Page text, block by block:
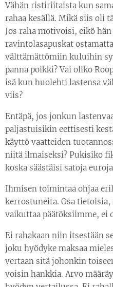
Vähän ristiriitaista kun
rahaa kesällä. Mikä siis oli
Jos raha motivoisi, eikö
ravintolasapuskat
välttämättömiin kuluihin
panna poikki? Vai oliko
isä kun huolehti lastensa
viis?
Entäpä, jos jonkun
paljastuisikin eettisesti
käyttö vaatteiden
niitä ilmaiseksi? Pukisiko
koska säästäisi satoja
Ihmisen toimintaa ohjaa
kerrostuneita. Osa
vaikuttaa päätöksiimme, ei
Ei rahakaan niin itsestään
joku hyödyke maksaa
vertaan sitä johonkin
voisin hankkia. Arvo